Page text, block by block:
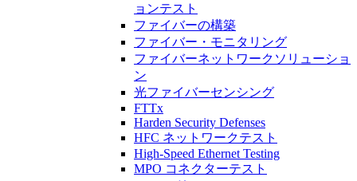
ョンテスト
ファイバーの構築
ファイバー・モニタリング
ファイバーネットワークソリューショ
ン
光ファイバーセンシング
FTTx
Harden Security Defenses
HFC ネットワークテスト
High-Speed Ethernet Testing
MPO コネクターテスト